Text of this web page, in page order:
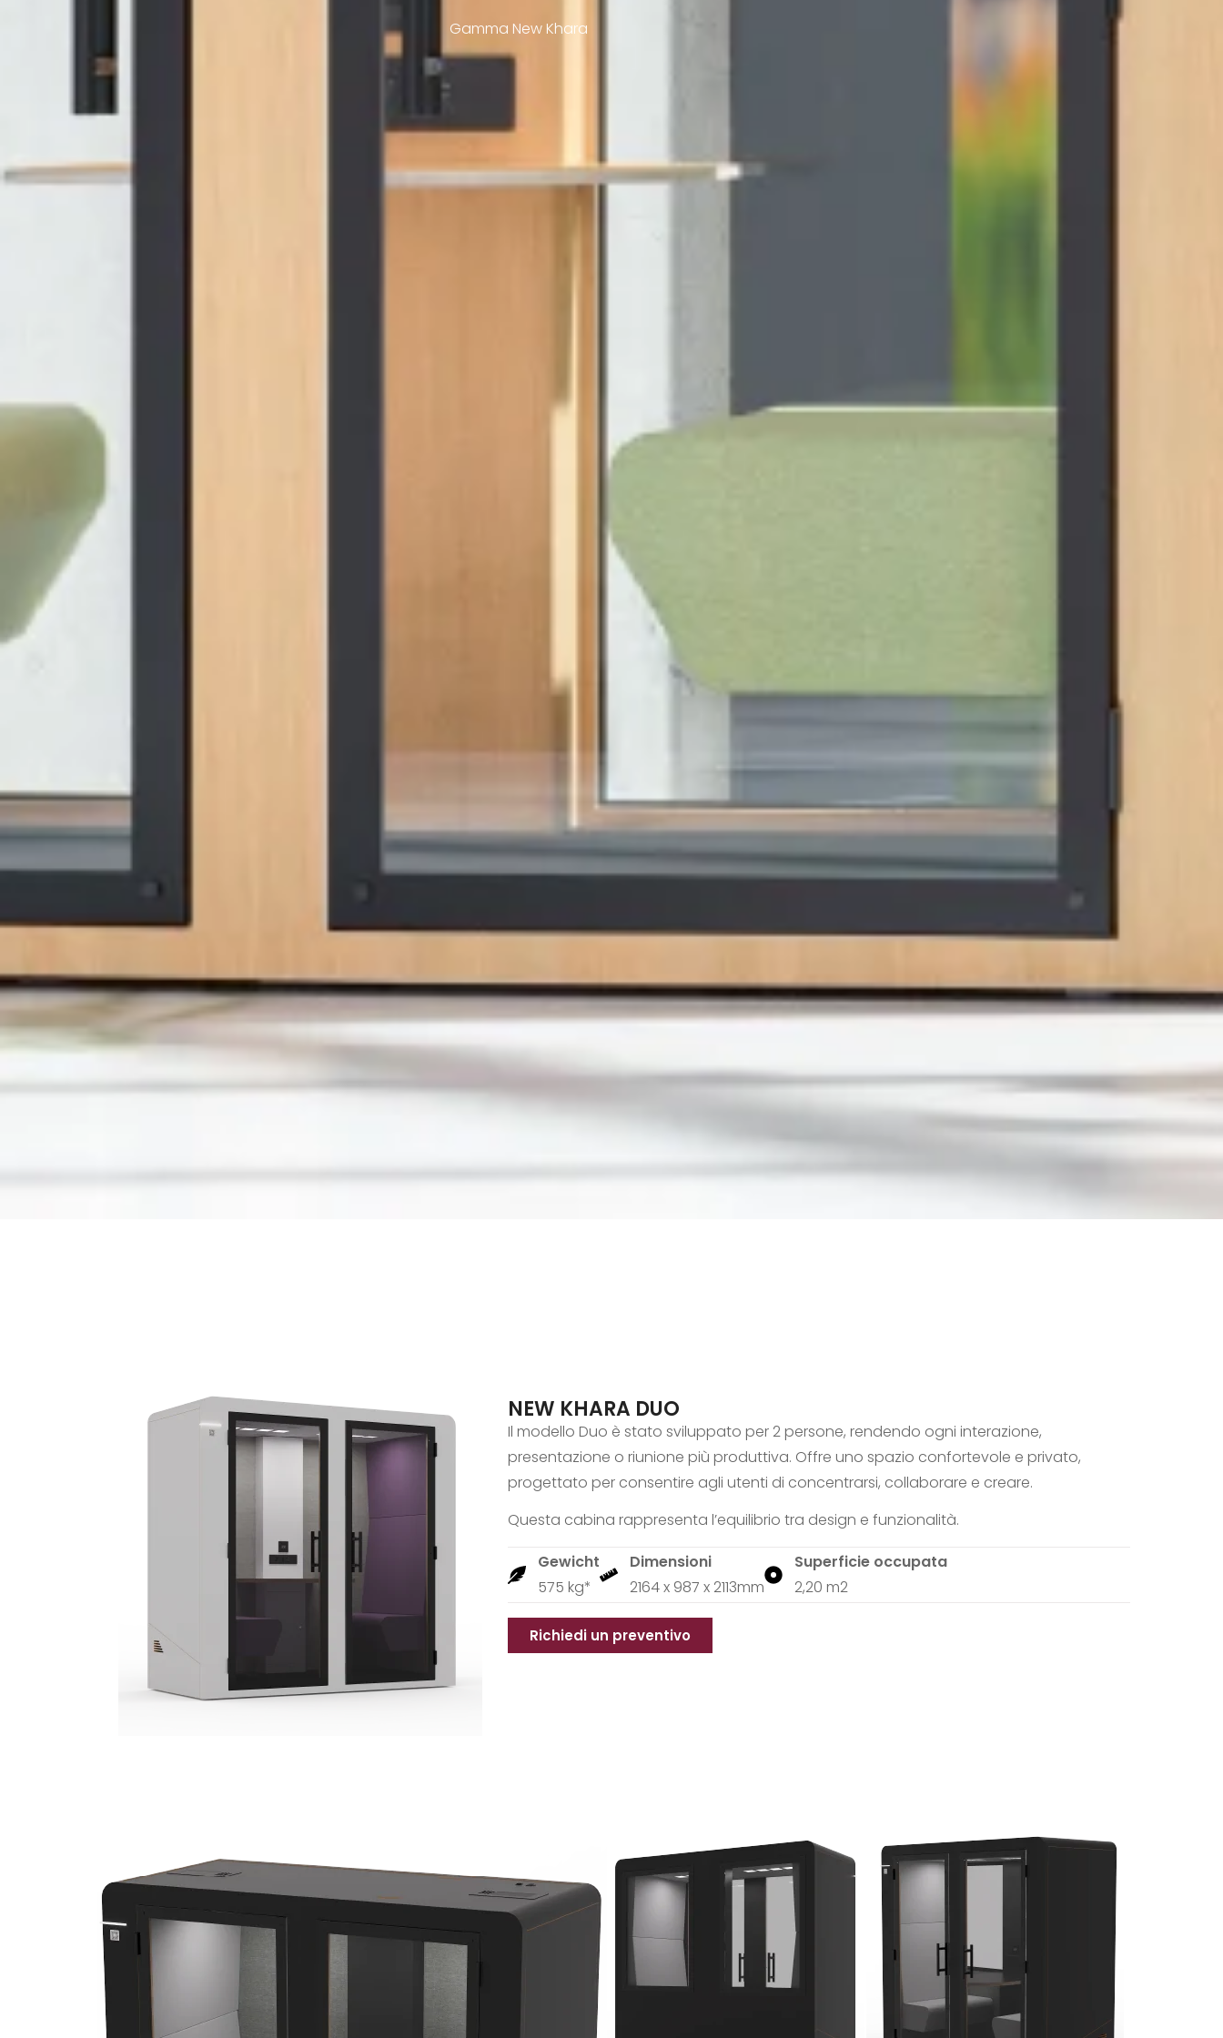
Gamma New Khara
NEW KHARA DUO
Il modello Duo è stato sviluppato per 2 persone, rendendo ogni interazione,
presentazione o riunione più produttiva. Offre uno spazio confortevole e privato,
progettato per consentire agli utenti di concentrarsi, collaborare e creare.
Questa cabina rappresenta l’equilibrio tra design e funzionalità.
Gewicht
575 kg*
Dimensioni
2164 x 987 x 2113mm
Superficie occupata
2,20 m2
Richiedi un preventivo